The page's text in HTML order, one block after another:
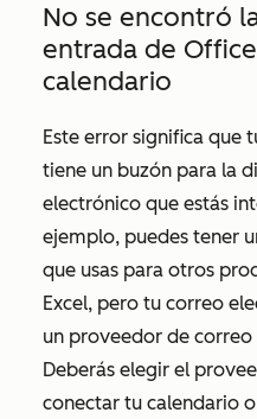
No se encontró
entrada de
calendario
Este error significa que
tiene un buzón para la
electrónico que estás
ejemplo, puedes tener
que usas para otros
Excel, pero tu correo
un proveedor de
Deberás elegir el
conectar tu calendario